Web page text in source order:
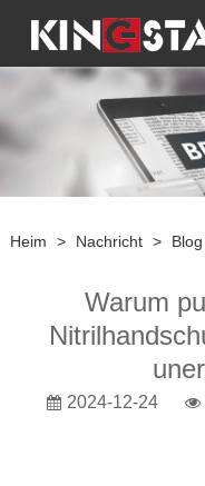
Heim > Nachricht > Blog
Warum
2024-12-24